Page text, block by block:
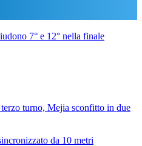
7° e 12° nella finale
turno, Mejia sconfitto in due
da 10 metri